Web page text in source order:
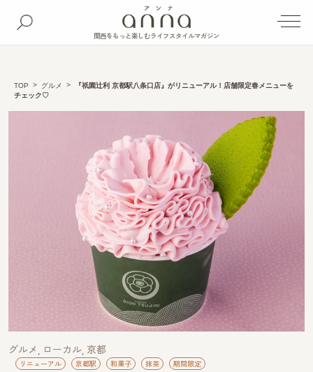
関西をもっと楽しむライフスタイルマガジン
TOP グルメ
『祇園辻利 京都駅八条口店』がリニューアル！店舗限定春メニューを
チェック♡
グルメ ローカル 京都
リニューアル 京都駅 和菓子 抹茶 期間限定